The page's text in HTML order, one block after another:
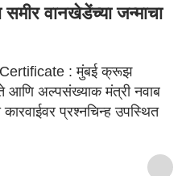
वानखेडेंच्या जन्माचा
: मुंबई क्रूझ
आणि अल्पसंख्याक मंत्री नवाब
प्रश्नचिन्ह उपस्थित